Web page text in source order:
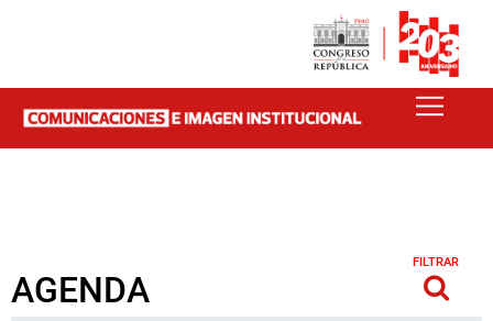
AGENDA
FILTRAR